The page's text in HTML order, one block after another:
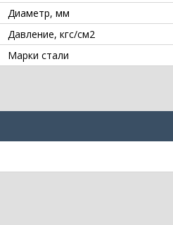
Диаметр, мм
Давление, кгс/см2
Марки стали